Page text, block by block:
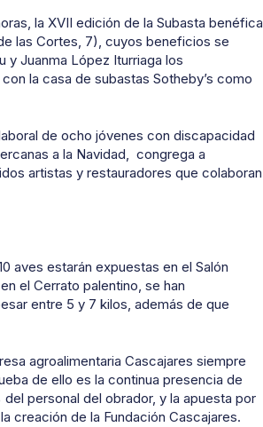
la XVII edición de la Subasta benéfica
las Cortes, 7), cuyos beneficios se
y Juanma López Iturriaga los
la casa de subastas Sotheby’s como
de ocho jóvenes con discapacidad
a la Navidad, congrega a
artistas y restauradores que colaboran
aves estarán expuestas en el Salón
el Cerrato palentino, se han
entre 5 y 7 kilos, además de que
agroalimentaria Cascajares siempre
de ello es la continua presencia de
personal del obrador, y la apuesta por
creación de la Fundación Cascajares.